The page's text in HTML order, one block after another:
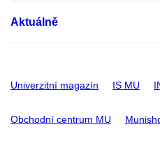
Aktuálně
Univerzitní magazín IS MU
Obchodní centrum MU